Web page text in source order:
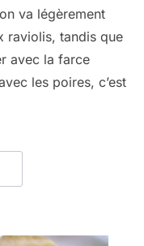
va légèrement
raviolis, tandis que
avec la farce
les poires, c’est